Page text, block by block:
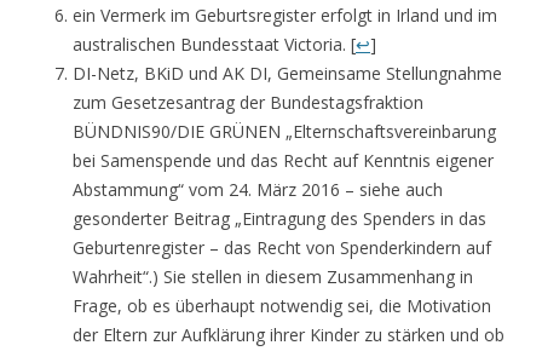
ein Vermerk im Geburtsregister erfolgt in Irland und im
australischen Bundesstaat Victoria. [↩]
DI-Netz, BKiD und AK DI, Gemeinsame Stellungnahme
zum Gesetzesantrag der Bundestagsfraktion
BÜNDNIS90/DIE GRÜNEN „Elternschaftsvereinbarung
bei Samenspende und das Recht auf Kenntnis eigener
Abstammung“ vom 24. März 2016 – siehe auch
gesonderter Beitrag „Eintragung des Spenders in das
Geburtenregister – das Recht von Spenderkindern auf
Wahrheit“.) Sie stellen in diesem Zusammenhang in
Frage, ob es überhaupt notwendig sei, die Motivation
der Eltern zur Aufklärung ihrer Kinder zu stärken und ob